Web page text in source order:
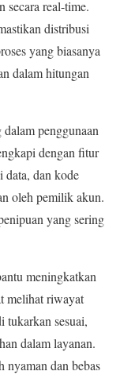
secara real-time.
distribusi
yang biasanya
dalam hitungan
penggunaan
dengan fitur
data, dan kode
oleh pemilik akun.
yang sering
meningkatkan
melihat riwayat
tukarkan sesuai,
dalam layanan.
nyaman dan bebas